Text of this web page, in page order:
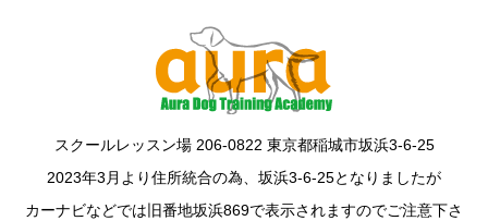
スクールレッスン場 206-0822 東京都稲城市坂浜3-6-25
2023年3月より住所統合の為、坂浜3-6-25となりましたが
カーナビなどでは旧番地坂浜869で表示されますのでご注意下さ